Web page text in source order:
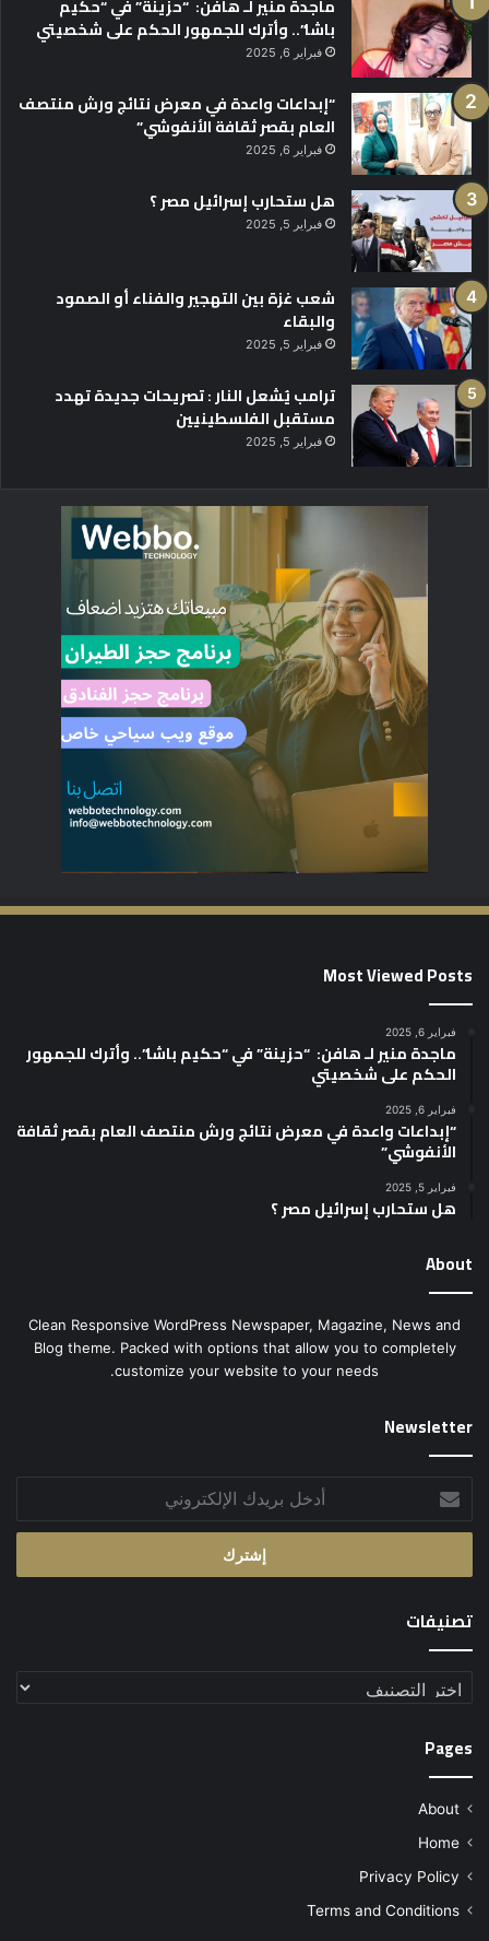
ماجدة منير لـ هافن: “حزينة” في “حكيم
باشا”.. وأترك للجمهور الحكم على شخصيتي
فبراير 6, 2025
“إبداعات واعدة في معرض نتائج ورش منتصف
العام بقصر ثقافة الأنفوشي”
فبراير 6, 2025
هل ستحارب إسرائيل مصر ؟
فبراير 5, 2025
شعب غزة بين التهجير والفناء أو الصمود
والبقاء
فبراير 5, 2025
ترامب يُشعل النار : تصريحات جديدة تهدد
مستقبل الفلسطينيين
فبراير 5, 2025
Most Viewed Posts
فبراير 6, 2025
ماجدة منير لـ هافن: “حزينة” في “حكيم باشا”.. وأترك للجمهور
الحكم على شخصيتي
فبراير 6, 2025
“إبداعات واعدة في معرض نتائج ورش منتصف العام بقصر ثقافة
الأنفوشي”
فبراير 5, 2025
هل ستحارب إسرائيل مصر ؟
About
Clean Responsive WordPress Newspaper, Magazine, News and
Blog theme. Packed with options that allow you to completely
customize your website to your needs.
Newsletter
بريدك
الإلكتروني
تصنيفات
تصنيفات
Pages
About
Home
Privacy Policy
Terms and Conditions